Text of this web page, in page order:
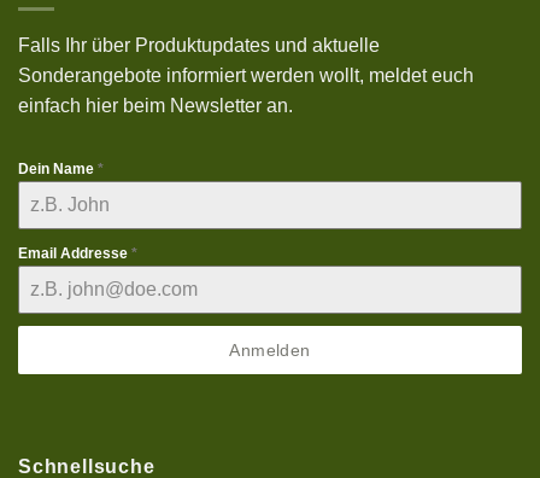
deinen
Einkauf
bei
uns
mit
einem
25€
Falls Ihr über Produktupdates und aktuelle
Sonderangebote informiert werden wollt, meldet euch
einfach hier beim Newsletter an.
Dein Name *
Email Addresse *
Anmelden
Schnellsuche